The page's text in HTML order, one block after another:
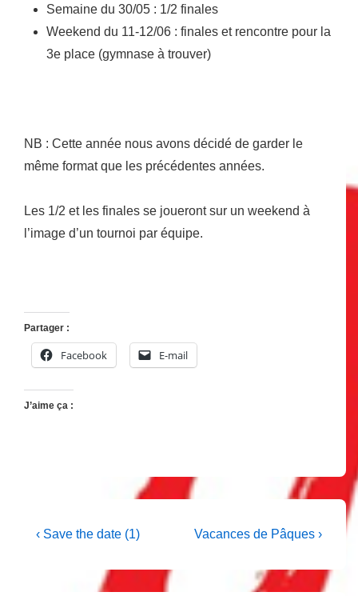
Semaine du 30/05 : 1/2 finales
Weekend du 11-12/06 : finales et rencontre pour la
3e place (gymnase à trouver)
NB : Cette année nous avons décidé de garder le
même format que les précédentes années.
Les 1/2 et les finales se joueront sur un weekend à
l’image d’un tournoi par équipe.
Partager :
Facebook E-mail
J’aime ça :
Navigation
l’article
Previous
‹ Save the date (1)
Next
Vacances de Pâques ›